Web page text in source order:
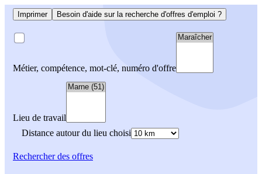
Imprimer Besoin d'aide sur la recherche d'offres d'emploi ?
Métier, compétence, mot-clé, numéro d'offre
Lieu de travail
Distance autour du lieu choisi
Rechercherdes offres